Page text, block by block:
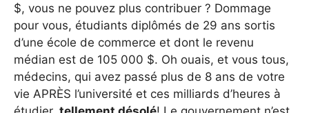
$, vous ne pouvez plus contribuer ? Dommage
pour vous, étudiants diplômés de 29 ans sortis
d’une école de commerce et dont le revenu
médian est de 105 000 $. Oh ouais, et vous tous,
médecins, qui avez passé plus de 8 ans de votre
vie APRÈS l’université et ces milliards d’heures à